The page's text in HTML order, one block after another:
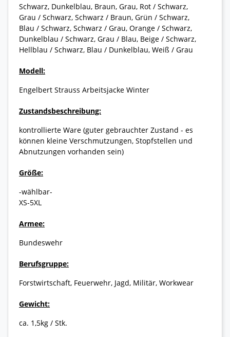
Schwarz, Dunkelblau, Braun, Grau, Rot / Schwarz,
Grau / Schwarz, Schwarz / Braun, Grün / Schwarz,
Blau / Schwarz, Schwarz / Grau, Orange / Schwarz,
Dunkelblau / Schwarz, Grau / Blau, Beige / Schwarz,
Hellblau / Schwarz, Blau / Dunkelblau, Weiß / Grau
Modell:
Engelbert Strauss Arbeitsjacke Winter
Zustandsbeschreibung:
kontrollierte Ware (guter gebrauchter Zustand - es
können kleine Verschmutzungen, Stopfstellen und
Abnutzungen vorhanden sein)
Größe:
-wählbar-
XS-5XL
Armee:
Bundeswehr
Berufsgruppe:
Forstwirtschaft, Feuerwehr, Jagd, Militär, Workwear
Gewicht:
ca. 1,5kg / Stk.